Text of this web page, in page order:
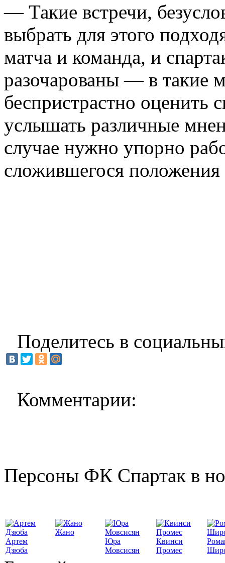
— Такие встречи,
выбрать для этого
матча и команда, и
разочарованы — в такие
беспристрастно
услышать различные
случае нужно упорно
сложившегося положения
Поделитесь в
Комментарии:
Персоны ФК Спартак в
Артем
Дзюба
Жано
Юра
Мовсисян
Квинси
Промес